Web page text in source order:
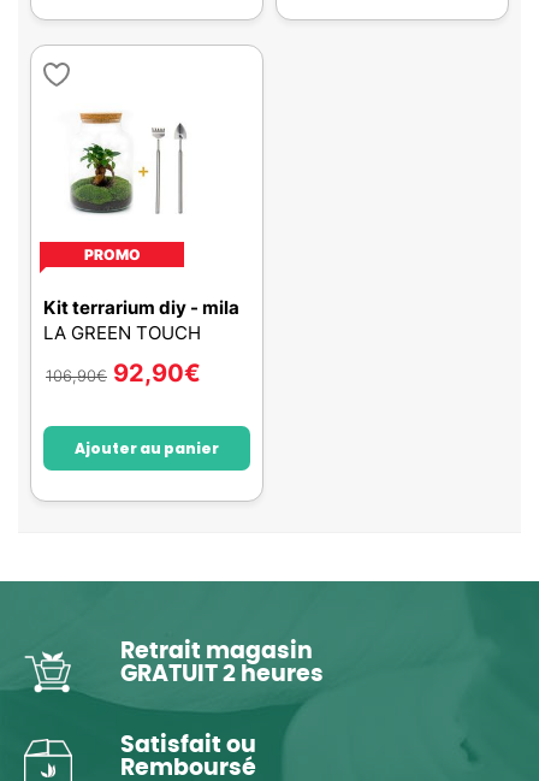
PROMO
Kit terrarium diy - mila
LA GREEN TOUCH
106,90€ 92,90€
Ajouter au panier
Retrait magasin
GRATUIT 2 heures
Satisfait ou
Remboursé